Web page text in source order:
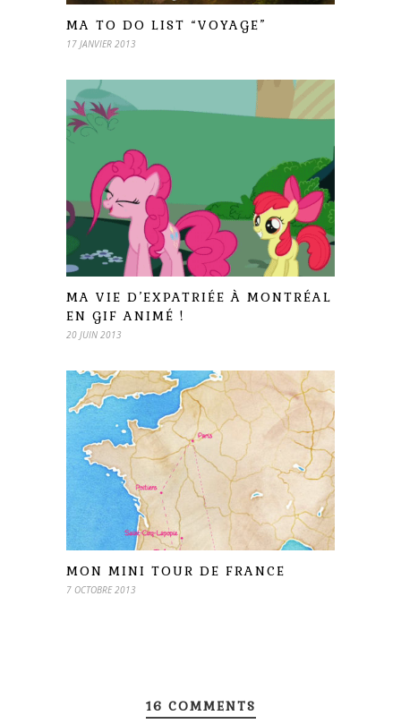
MA TO DO LIST “VOYAGE”
17 JANVIER 2013
MA VIE D’EXPATRIÉE À MONTRÉAL
EN GIF ANIMÉ !
20 JUIN 2013
MON MINI TOUR DE FRANCE
7 OCTOBRE 2013
16 COMMENTS